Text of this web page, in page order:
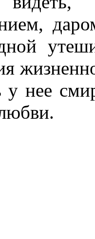
у нее